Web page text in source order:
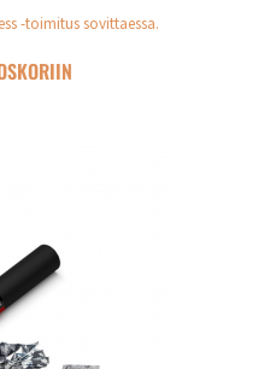
-toimitus sovittaessa.